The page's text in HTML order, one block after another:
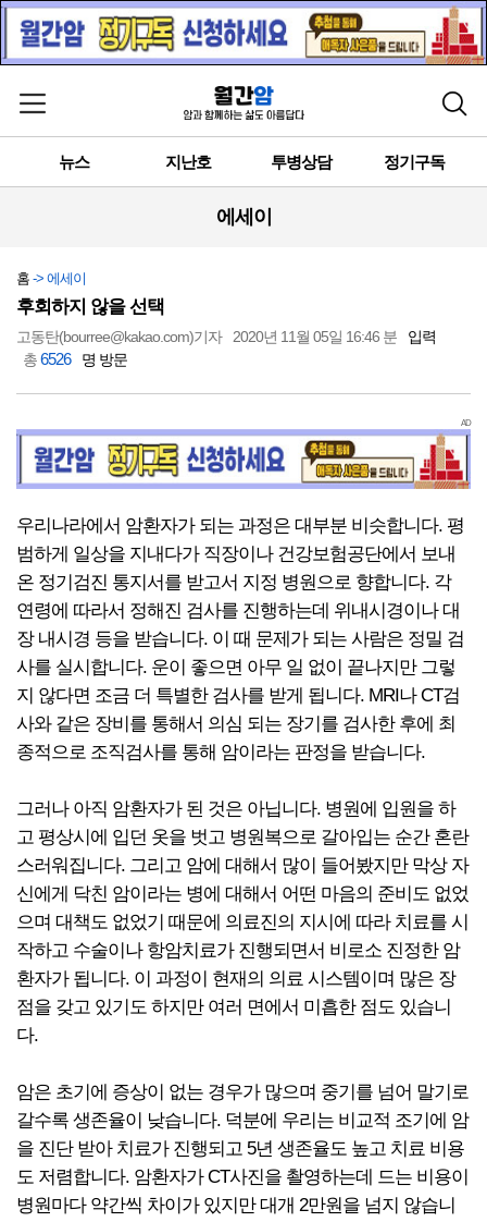
메뉴 열기 검색
뉴스 지난호 투병상담 정기구독
에세이
홈 -> 에세이
후회하지 않을 선택
고동탄(bourree@kakao.com)기자 2020년 11월 05일 16:46 분
입력
총6526 명 방문
AD
우리나라에서 암환자가 되는 과정은 대부분 비슷합니다. 평
범하게 일상을 지내다가 직장이나 건강보험공단에서 보내
온 정기검진 통지서를 받고서 지정 병원으로 향합니다. 각
연령에 따라서 정해진 검사를 진행하는데 위내시경이나 대
장 내시경 등을 받습니다. 이 때 문제가 되는 사람은 정밀 검
사를 실시합니다. 운이 좋으면 아무 일 없이 끝나지만 그렇
지 않다면 조금 더 특별한 검사를 받게 됩니다. MRI나 CT검
사와 같은 장비를 통해서 의심 되는 장기를 검사한 후에 최
종적으로 조직검사를 통해 암이라는 판정을 받습니다.
그러나 아직 암환자가 된 것은 아닙니다. 병원에 입원을 하
고 평상시에 입던 옷을 벗고 병원복으로 갈아입는 순간 혼란
스러워집니다. 그리고 암에 대해서 많이 들어봤지만 막상 자
신에게 닥친 암이라는 병에 대해서 어떤 마음의 준비도 없었
으며 대책도 없었기 때문에 의료진의 지시에 따라 치료를 시
작하고 수술이나 항암치료가 진행되면서 비로소 진정한 암
환자가 됩니다. 이 과정이 현재의 의료 시스템이며 많은 장
점을 갖고 있기도 하지만 여러 면에서 미흡한 점도 있습니
다.
암은 초기에 증상이 없는 경우가 많으며 중기를 넘어 말기로
갈수록 생존율이 낮습니다. 덕분에 우리는 비교적 조기에 암
을 진단 받아 치료가 진행되고 5년 생존율도 높고 치료 비용
도 저렴합니다. 암환자가 CT사진을 촬영하는데 드는 비용이
병원마다 약간씩 차이가 있지만 대개 2만원을 넘지 않습니